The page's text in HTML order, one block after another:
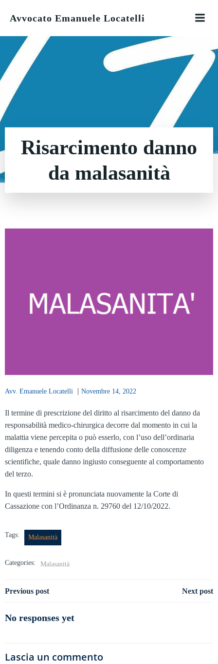
al
Avvocato Emanuele Locatelli
Risarcimento danno
da malasanità
Avv. Emanuele Locatelli | Novembre 14, 2022
Il termine di prescrizione del diritto al risarcimento del danno da
responsabilità medico-chirurgica decorre dal momento in cui la
malattia viene percepita o può esserlo, con l’uso dell’ordinaria
diligenza e tenendo conto della diffusione delle conoscenze
scientifiche, quale danno ingiusto conseguente al comportamento
del terzo.
In questi termini si è pronunciata nuovamente la Corte di
Cassazione con l’Ordinanza n. 29760 del 12/10/2022.
Tags: Malasanità
Categories: Malasanità
Navigazione
articoli
Previous post
Navigazione
Next post
No responses yet
Lascia un commento